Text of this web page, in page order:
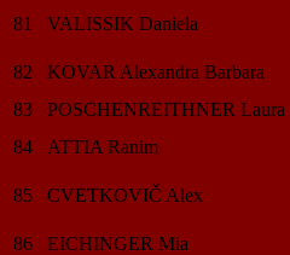
81 VALISSIK Daniela
82 KOVAR Alexandra Barbara
83
POSCHENREITHNER Laura
84
ATTIA Ranim
85 CVETKOVIČ Alex
86 EICHINGER Mia